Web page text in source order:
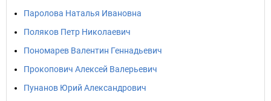
Паролова Наталья Ивановна
Поляков Петр Николаевич
Пономарев Валентин Геннадьевич
Прокопович Алексей Валерьевич
Пунанов Юрий Александрович